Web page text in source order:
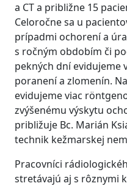
a CT a približne 15
Celoročne sa u
prípadmi ochorení a
s ročným obdobím či
pekných dní evidujeme
poranení a zlomenín.
evidujeme viac
zvýšenému výskytu
približuje Bc. Marián
technik kežmarskej
Pracovníci
stretávajú aj s rôznymi